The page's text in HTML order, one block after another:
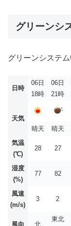
グリーンシ
グリーンシステ
日時
06日
18時
06日
21時
天気
晴天
晴天
気温
(℃)
28 27
湿度
(%)
77 82
風速
(m/s)
3 2
風向 北
東北